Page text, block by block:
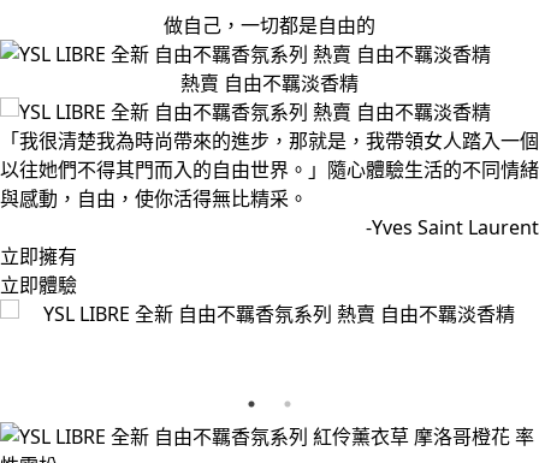
做自己，一切都是自由的
熱賣 自由不羈淡香精
「我很清楚我為時尚帶來的進步，那就是，我帶領女人踏入一個
以往她們不得其門而入的自由世界。」隨心體驗生活的不同情緒
與感動，自由，使你活得無比精采。
-Yves Saint Laurent
立即擁有
立即體驗